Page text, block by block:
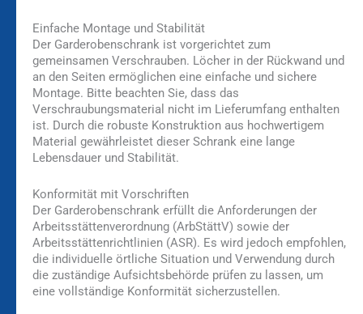
Einfache Montage und Stabilität
Der Garderobenschrank ist vorgerichtet zum
gemeinsamen Verschrauben. Löcher in der Rückwand und
an den Seiten ermöglichen eine einfache und sichere
Montage. Bitte beachten Sie, dass das
Verschraubungsmaterial nicht im Lieferumfang enthalten
ist. Durch die robuste Konstruktion aus hochwertigem
Material gewährleistet dieser Schrank eine lange
Lebensdauer und Stabilität.
Konformität mit Vorschriften
Der Garderobenschrank erfüllt die Anforderungen der
Arbeitsstättenverordnung (ArbStättV) sowie der
Arbeitsstättenrichtlinien (ASR). Es wird jedoch empfohlen,
die individuelle örtliche Situation und Verwendung durch
die zuständige Aufsichtsbehörde prüfen zu lassen, um
eine vollständige Konformität sicherzustellen.